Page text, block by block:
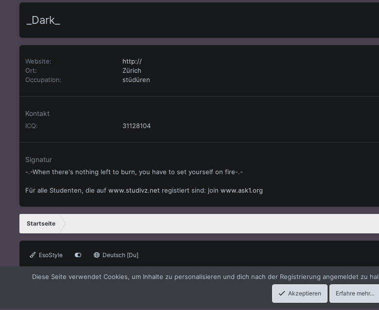
_Dark_
Website
http://
Ort
Zürich
Occupation
stüdüren
Kontakt
ICQ 31128104
Signatur
-.-When there's nothing left to burn, you have to set yourself on fire-.-
Für alle Studenten, die auf www.studivz.net registiert sind: join www.ask1.org
Startseite
EsoStyle Deutsch [Du]
Diese Seite verwendet Cookies, um Inhalte zu personalisieren und dich nach der Registrierung angemeldet zu
Akzeptieren Erfahre mehr…